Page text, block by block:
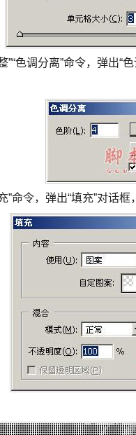
色调分离”命令，弹出“
令，弹出“填充”对话框